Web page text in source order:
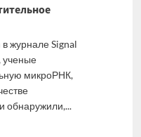
журнале Signal
ученые
микроРНК,
обнаружили,...